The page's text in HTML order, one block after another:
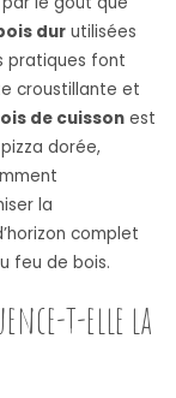
dur utilisées
pratiques font
croustillante et
de cuisson est
dorée,
la
complet
feu de bois.
t-elle la